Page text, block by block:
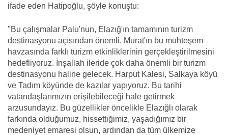
ifade eden Hatipoğlu, şöyle konuştu:
"Bu çalışmalar Palu'nun, Elazığ'ın tamamının turizm
destinasyonu açısından önemli. Murat'ın bu muhteşem
havzasında farklı turizm etkinliklerinin gerçekleştirilmesini
hedefliyoruz. İnşallah ileride çok daha önemli bir turizm
destinasyonu haline gelecek. Harput Kalesi, Salkaya köyü
ve Tadım köyünde de kazılar yapıyoruz. Bu tarihi
vatandaşlarımızın erişilebileceği hale getirmek
arzusundayız. Bu güzellikler öncelikle Elazığlı olarak
farkında olduğumuz, hissettiğimiz, yaşadığımız bir
medeniyet emaresi olsun, ardından da tüm ülkemize